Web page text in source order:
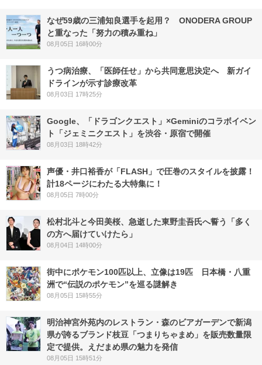
なぜ59歳の三浦知良選手を起用？ ONODERA GROUP
と重なった「努力の積み重ね」
08月05日 16時00分
うつ病治療、「医師任せ」から共同意思決定へ 新ガイ
ドラインが示す診療改革
08月03日 17時25分
Google、「ドラゴンクエスト」×Geminiのコラボイベン
ト「ジェミニクエスト」を渋谷・原宿で開催
08月03日 18時42分
声優・井口裕香が「FLASH」で圧巻のスタイルを披露！
計18ページにわたる大特集に！
08月05日 7時00分
松村北斗と今田美桜、急逝した東野圭吾氏へ誓う「多く
の方へ届けていけたら」
08月04日 14時00分
街中にポケモン100匹以上、立像は19匹 日本橋・八重
洲で“伝説のポケモン”を巡る謎解き
08月05日 15時55分
明治神宮外苑内のレストラン・森のビアガーデンで新潟
県が誇るブランド枝豆「つまりちゃまめ」を販売数量限
定で提供。えだまめ県の魅力を発信
08月05日 15時51分